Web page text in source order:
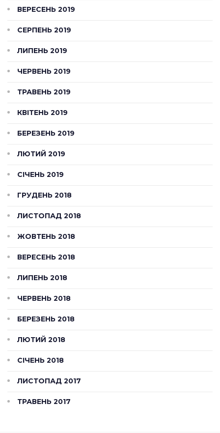
ВЕРЕСЕНЬ 2019
СЕРПЕНЬ 2019
ЛИПЕНЬ 2019
ЧЕРВЕНЬ 2019
ТРАВЕНЬ 2019
КВІТЕНЬ 2019
БЕРЕЗЕНЬ 2019
ЛЮТИЙ 2019
СІЧЕНЬ 2019
ГРУДЕНЬ 2018
ЛИСТОПАД 2018
ЖОВТЕНЬ 2018
ВЕРЕСЕНЬ 2018
ЛИПЕНЬ 2018
ЧЕРВЕНЬ 2018
БЕРЕЗЕНЬ 2018
ЛЮТИЙ 2018
СІЧЕНЬ 2018
ЛИСТОПАД 2017
ТРАВЕНЬ 2017